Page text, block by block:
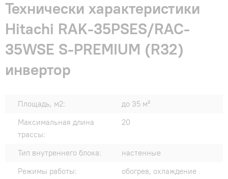
Технически характеристики
Hitachi RAK-35PSES/RAC-
35WSE S-PREMIUM (R32)
инвертор
Площадь, м2:
до 35 м²
Максимальная длина
трассы:
20
Тип внутреннего блока:
настенные
Режимы работы:
обогрев, охлаждение